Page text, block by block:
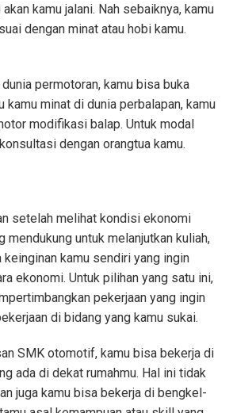
kamu jalani. Nah sebaiknya, kamu
dengan minat atau hobi kamu.
permotoran, kamu bisa buka
kamu minat di dunia perbalapan, kamu
modifikasi balap. Untuk modal
dengan orangtua kamu.
setelah melihat kondisi ekonomi
mendukung untuk melanjutkan kuliah,
keinginan kamu sendiri yang ingin
ekonomi. Untuk pilihan yang satu ini,
pekerjaan yang ingin
di bidang yang kamu sukai.
SMK otomotif, kamu bisa bekerja di
ada di dekat rumahmu. Hal ini tidak
juga kamu bisa bekerja di bengkel-